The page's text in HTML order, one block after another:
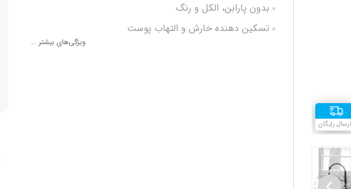
ارسال رایگان
بدون پارابن، الکل و رنگ
تسکین دهنده خارش و التهاب پوست
ویژگی‌های بیشتر ...